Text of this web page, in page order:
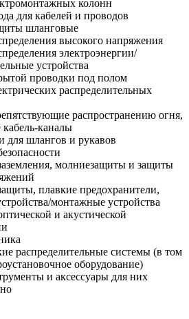
колонн
для кабелей и проводов
шланговые
высокого напряжения
электроэнергии/
устройства
проводки под полом
распределительных
распространению огня,
кабель-каналы
для шлангов и рукавов
молниезащиты и защиты
плавкие предохранители,
монтажные устройства
и акустической
распределительные системы (в том
оборудование)
и аксессуары для них